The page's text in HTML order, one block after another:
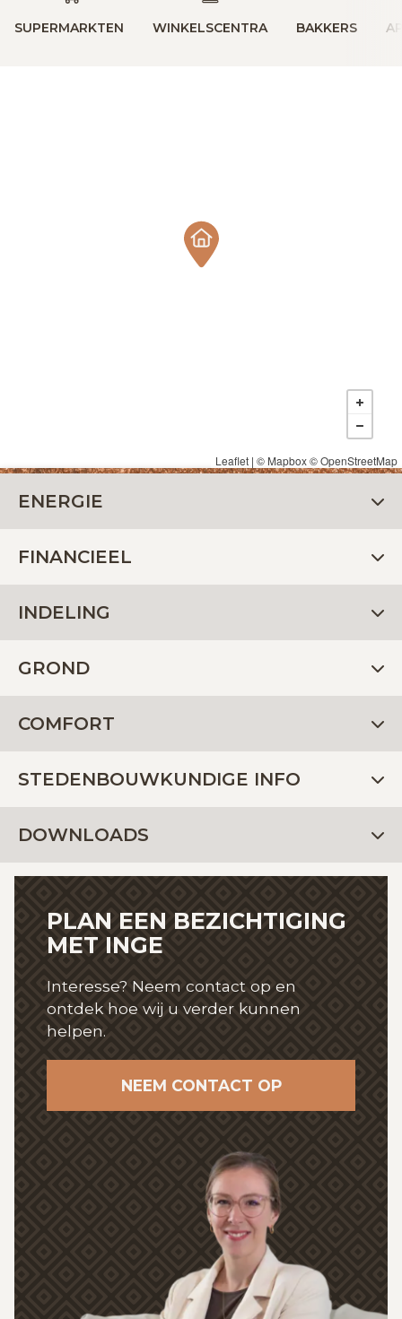
SUPERMARKTEN WINKELSCENTRA BAKKERS
Leaflet | © Mapbox©OpenStreetMap
ENERGIE
FINANCIEEL
INDELING
GROND
COMFORT
STEDENBOUWKUNDIGE INFO
DOWNLOADS
PLAN EEN BEZICHTIGING
MET INGE
Interesse? Neem contact op en
ontdek hoe wij u verder kunnen
helpen.
NEEM CONTACT OP